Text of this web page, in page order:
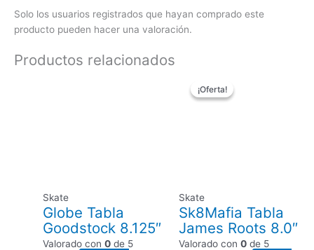
Solo los usuarios registrados que hayan comprado este
producto pueden hacer una valoración.
Productos relacionados
Skate
Globe Tabla
Goodstock 8.125″
Valorado con0 de 5
¡Oferta!
¡Oferta!
Skate
Sk8Mafia Tabla
James Roots 8.0″
Valorado con 0de 5
precio